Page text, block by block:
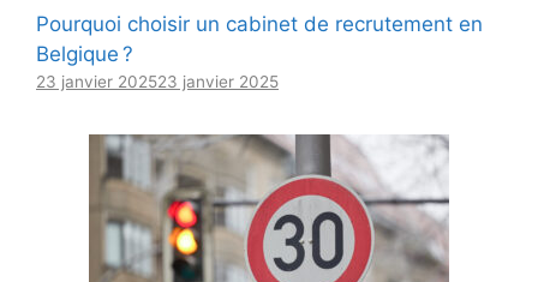
Pourquoi choisir un cabinet de recrutement en
Belgique ?
23 janvier 202523 janvier 2025